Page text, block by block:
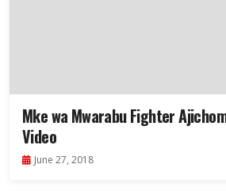
Mke wa Mwarabu Fighter
Video
June 27, 2018